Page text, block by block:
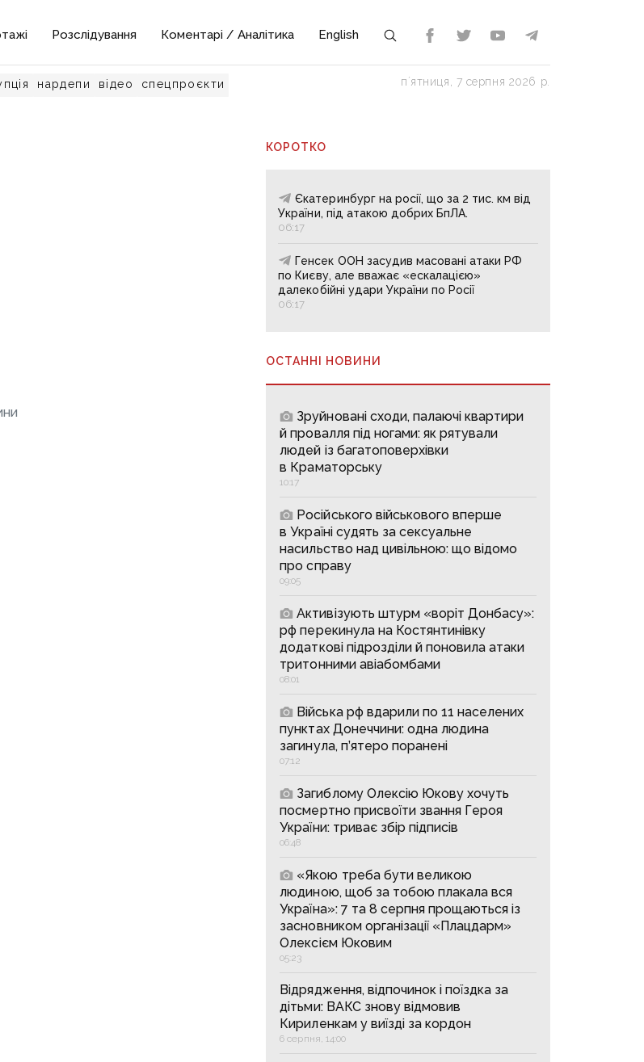
Розслідування Коментарі / Аналітика English
нардепи відео спецпроєкти пʼятниця, 7 серпня 2026 р.
КОРОТКО
Єкатеринбург на росії, що за 2 тис. км від
України, під атакою добрих БпЛА.
06:17
Генсек ООН засудив масовані атаки РФ
по Києву, але вважає «ескалацією»
далекобійні удари України по Росії
06:17
ОСТАННІ НОВИНИ
Зруйновані сходи, палаючі квартири
й провалля під ногами: як рятували
людей із багатоповерхівки
в Краматорську
10:17
Російського військового вперше
в Україні судять за сексуальне
насильство над цивільною: що відомо
про справу
09:05
Активізують штурм «воріт Донбасу»:
рф перекинула на Костянтинівку
додаткові підрозділи й поновила атаки
тритонними авіабомбами
08:01
Війська рф вдарили по 11 населених
пунктах Донеччини: одна людина
загинула, п’ятеро поранені
07:12
Загиблому Олексію Юкову хочуть
посмертно присвоїти звання Героя
України: триває збір підписів
06:48
«Якою треба бути великою
людиною, щоб за тобою плакала вся
Україна»: 7 та 8 серпня прощаються із
засновником організації «Плацдарм»
Олексієм Юковим
05:23
Відрядження, відпочинок і поїздка за
дітьми: ВАКС знову відмовив
Кириленкам у виїзді за кордон
6 серпня, 14:00